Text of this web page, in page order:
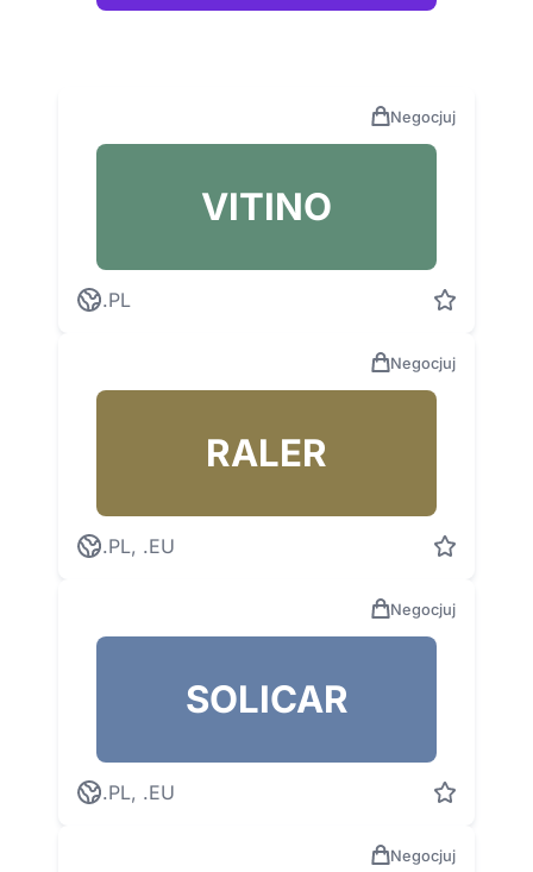
Negocjuj
VITINO
.PL
Negocjuj
RALER
.PL, .EU
Negocjuj
SOLICAR
.PL, .EU
Negocjuj